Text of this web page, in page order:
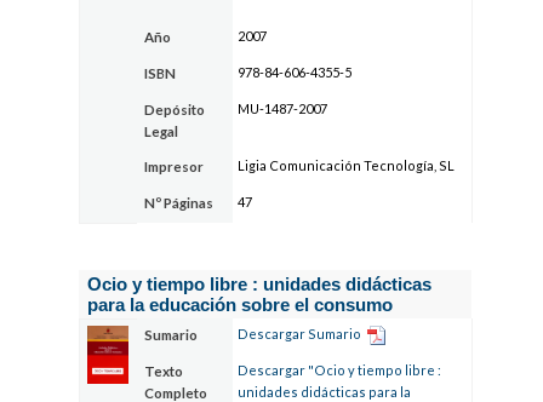
Año 2007
ISBN 978-84-606-4355-5
Depósito
Legal
MU-1487-2007
Impresor Ligia Comunicación Tecnología, SL
Nº Páginas 47
Ocio y tiempo libre : unidades didácticas
para la educación sobre el consumo
Sumario Descargar Sumario
Texto
Completo
Descargar "Ocio y tiempo libre :
unidades didácticas para la